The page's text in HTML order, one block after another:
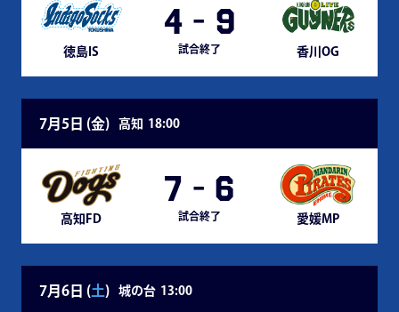
徳島IS
4 - 9
試合終了 香川OG
7月5日 (金) 高知 18:00
高知FD
7 - 6
試合終了 愛媛MP
7月6日 (土) 城の台 13:00